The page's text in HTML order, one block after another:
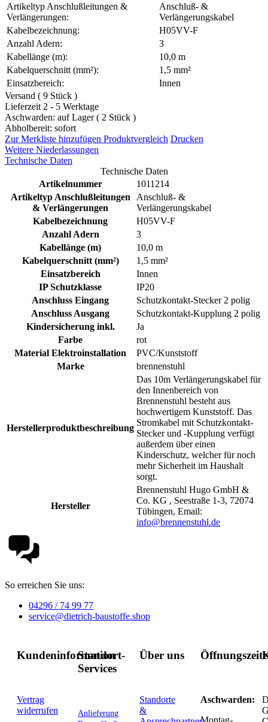
Artikeltyp Anschlußleitungen &
Verlängerungen:
Anschluß- &
Verlängerungskabel
Kabelbezeichnung:
H05VV-F
Anzahl Adern:
3
Kabellänge (m):
10,0 m
Kabelquerschnitt (mm²):
1,5 mm²
Einsatzbereich:
Innen
Versand ( 9 Stück )
Lieferzeit 2 - 5 Werktage
Aschwarden: auf Lager ( 2 Stück )
Abholbereit: sofort
Zur Merkliste hinzufügen Produktvergleich Drucken
Weitere Niederlassungen
Technische Daten
Technische Daten
Artikelnummer
1011214
Artikeltyp Anschlußleitungen
& Verlängerungen
Anschluß- &
Verlängerungskabel
Kabelbezeichnung
H05VV-F
Anzahl Adern
3
Kabellänge (m)
10,0 m
Kabelquerschnitt (mm²)
1,5 mm²
Einsatzbereich
Innen
IP Schutzklasse
IP20
Anschluss Eingang
Schutzkontakt-Stecker 2 polig
Anschluss Ausgang
Schutzkontakt-Kupplung 2 polig
Kindersicherung inkl.
Ja
Farbe
rot
Material Elektroinstallation
PVC/Kunststoff
Marke
brennenstuhl
Herstellerproduktbeschreibung
Das 10m Verlängerungskabel für
den Innenbereich von
Brennenstuhl besteht aus
hochwertigem Kunststoff. Das
Stromkabel mit Schutzkontakt-
Stecker und -Kupplung verfügt
außerdem über einen
Kinderschutz, welcher für noch
mehr Sicherheit im Haushalt
sorgt.
Hersteller
Brennenstuhl Hugo GmbH &
Co. KG , Seestraße 1-3, 72074
Tübingen, Email:
info@brennenstuhl.de
So erreichen Sie uns:
04296 / 74 99 77
service@dietrich-baustoffe.shop
Kundeninformation
Vertrag
widerrufen
Standort-
Services
Anlieferung
Über uns
Standorte
&
Aschwarden: